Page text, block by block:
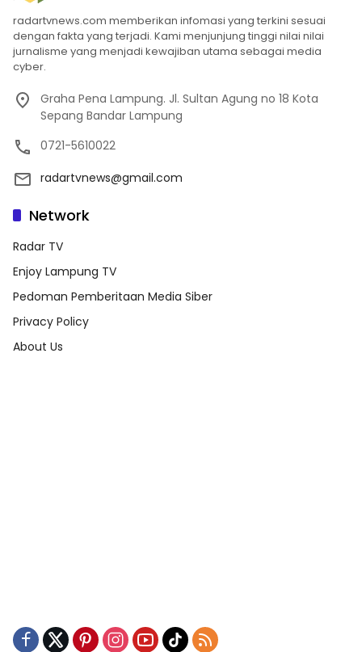
radartvnews.com memberikan infomasi yang terkini sesuai
dengan fakta yang terjadi. Kami menjunjung tinggi nilai nilai
jurnalisme yang menjadi kewajiban utama sebagai media
cyber.
Graha Pena Lampung. Jl. Sultan Agung no 18 Kota
Sepang Bandar Lampung
0721-5610022
radartvnews@gmail.com
Network
Radar TV
Enjoy Lampung TV
Pedoman Pemberitaan Media Siber
Privacy Policy
About Us